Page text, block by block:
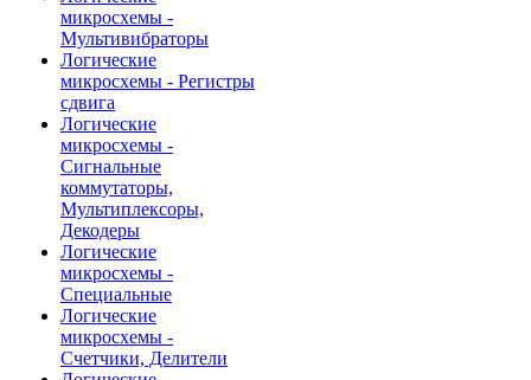
микросхемы -
Мультивибраторы
Логические
микросхемы - Регистры
сдвига
Логические
микросхемы -
Сигнальные
коммутаторы,
Мультиплексоры,
Декодеры
Логические
микросхемы -
Специальные
Логические
микросхемы -
Счетчики, Делители